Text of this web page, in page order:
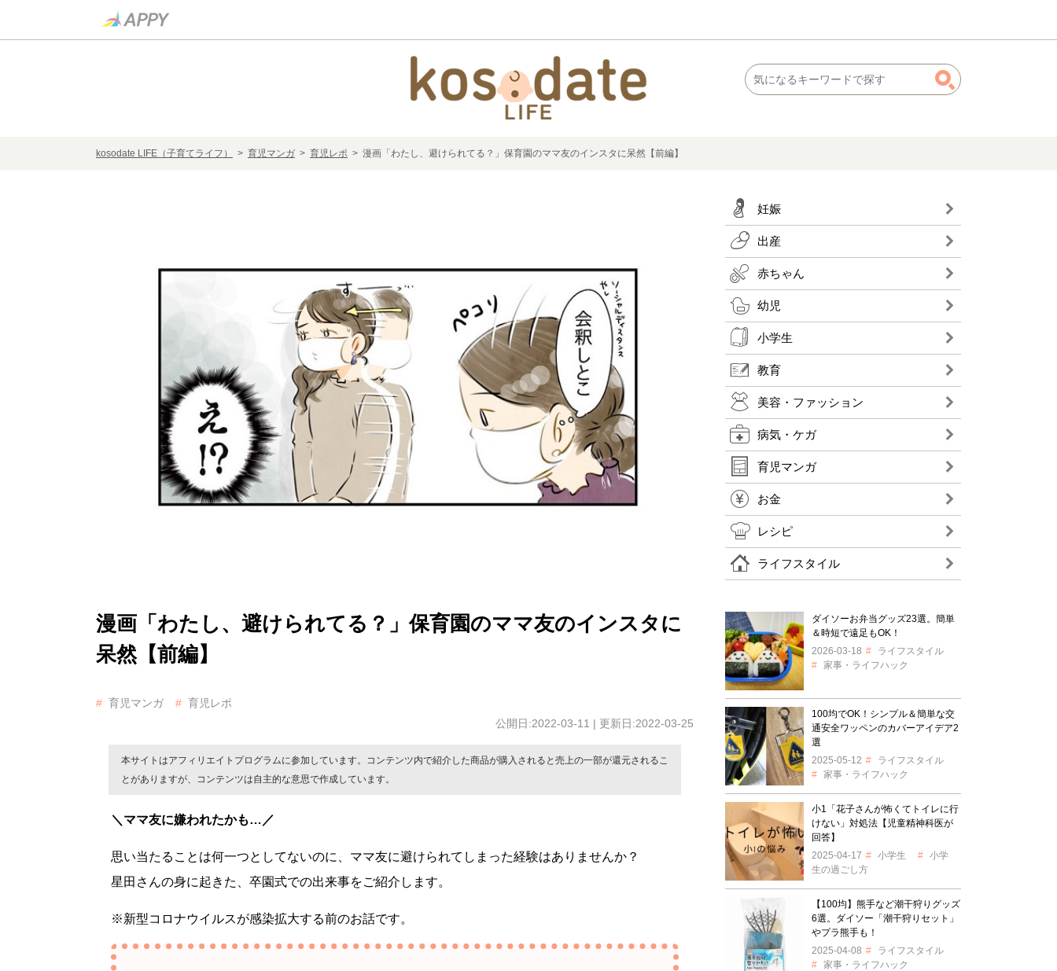
kosodate LIFE（子育てライフ） > 育児マンガ > 育児レポ > 漫画「わたし、避けられてる？」保育園のママ友のインスタに呆然【前編】
漫画「わたし、避けられてる？」保育園のママ友のインスタに
呆然【前編】
育児マンガ
育児レポ
公開日:2022-03-11 | 更新日:2022-03-25
本サイトはアフィリエイトプログラムに参加しています。コンテンツ内で紹介した商品が購入されると売上の一部が還元されるこ
とがありますが、コンテンツは自主的な意思で作成しています。
＼ママ友に嫌われたかも…／
思い当たることは何一つとしてないのに、ママ友に避けられてしまった経験はありませんか？
星田さんの身に起きた、卒園式での出来事をご紹介します。
※新型コロナウイルスが感染拡大する前のお話です。
妊娠
出産
赤ちゃん
幼児
小学生
教育
美容・ファッション
病気・ケガ
育児マンガ
お金
レシピ
ライフスタイル
ダイソーお弁当グッズ23選。簡単
＆時短で遠足もOK！
2026-03-18
ライフスタイル
家事・ライフハック
100均でOK！シンプル＆簡単な交
通安全ワッペンのカバーアイデア2
選
2025-05-12
ライフスタイル
家事・ライフハック
小1「花子さんが怖くてトイレに行
けない」対処法【児童精神科医が
回答】
2025-04-17
小学生
小学
生の過ごし方
【100均】熊手など潮干狩りグッズ
6選。ダイソー「潮干狩りセット」
やプラ熊手も！
2025-04-08
ライフスタイル
家事・ライフハック